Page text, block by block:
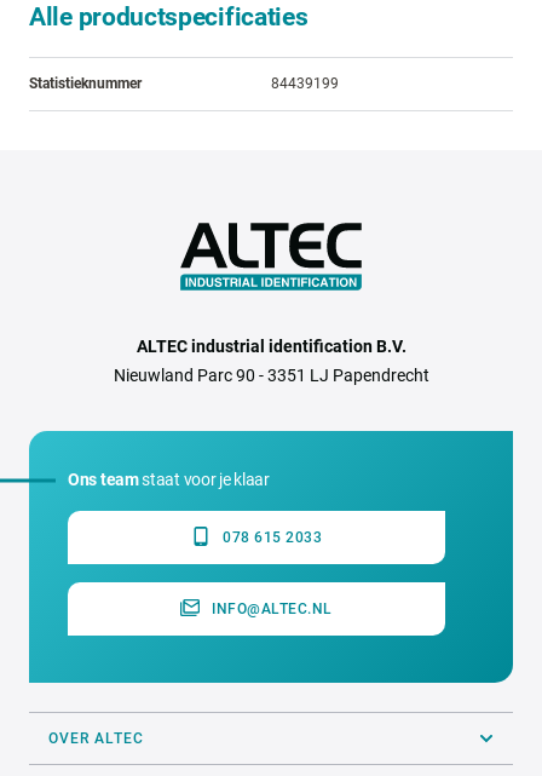
Alle productspecificaties
Statistieknummer 84439199
ALTEC industrial identification B.V.
Nieuwland Parc 90 - 3351 LJ Papendrecht
Ons teamstaat voor je klaar
078 615 2033
INFO@ALTEC.NL
OVER ALTEC